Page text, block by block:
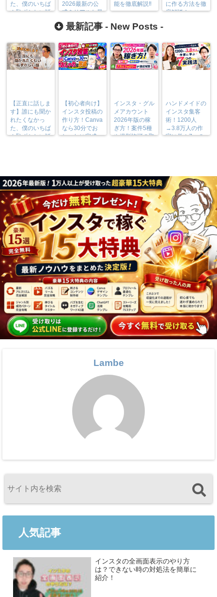
た、僕のいちば
ん恥ずかしい話
2026最新の公
式＆リアルな最
適数はこれ！
能を徹底解説‼︎
に作る方法を徹
底解説！
最新記事 - New Posts -
【正直に話しま
す】誰にも聞か
れたくなかっ
た、僕のいちば
ん恥ずかしい話
【初心者向け】
インスタ投稿の
作り方！Canva
なら30分でお
しゃれに完成
インスタ・グル
メアカウント
2026年版の稼
ぎ方！案件5種
や撮影許可の取
ハンドメイドの
インスタ集客
術！1200人
→3.8万人の作
家に学ぶ7つの
Lambe
人気記事
インスタの全画面表示のやり方
は？できない時の対処法を簡単に
紹介！